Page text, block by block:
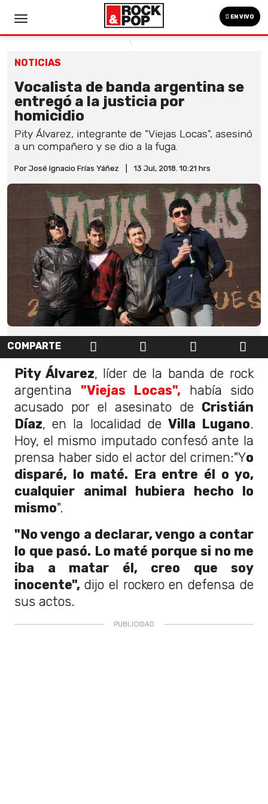
EN VIVO
NOTICIAS
Vocalista de banda argentina se
entregó a la justicia por
homicidio
Pity Álvarez, integrante de "Viejas Locas", asesinó
a un compañero y se dio a la fuga.
Por José Ignacio Frías Yáñez 13 Jul, 2018. 10:21 hrs
COMPARTE
Pity Álvarez, líder de la banda de rock
argentina "Viejas Locas", había sido
acusado por el asesinato de Cristián
Díaz, en la localidad de Villa Lugano.
Hoy, el mismo imputado confesó ante la
prensa haber sido el actor del crimen:"Yo
disparé, lo maté. Era entre él o yo,
cualquier animal hubiera hecho lo
mismo".
"No vengo a declarar, vengo a contar
lo que pasó. Lo maté porque si no me
iba a matar él, creo que soy
inocente", dijo el rockero en defensa de
sus actos.